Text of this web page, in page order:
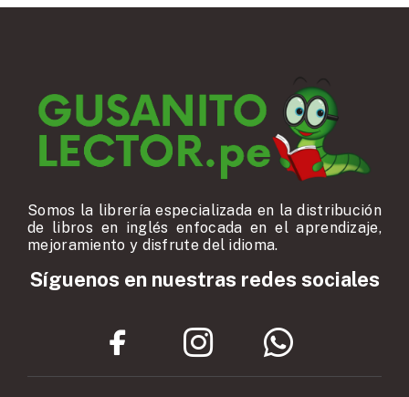
Somos la librería especializada en la distribución
de libros en inglés enfocada en el aprendizaje,
mejoramiento y disfrute del idioma.
Síguenos en nuestras redes sociales